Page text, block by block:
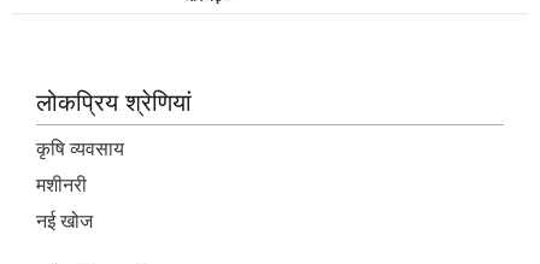
लोकप्रिय श्रेणियां
कृषि व्यवसाय
मशीनरी
नई खोज